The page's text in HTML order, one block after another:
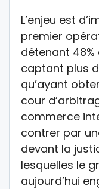
L’enjeu est
premier
détenant
captant plus
qu’ayant
cour
commerce
contrer par
devant la
lesquelles le
aujourd’hui